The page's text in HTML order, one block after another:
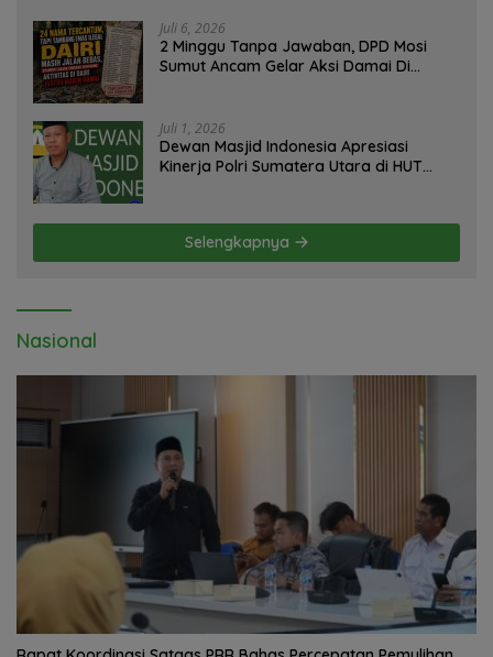
Juli 6, 2026
2 Minggu Tanpa Jawaban, DPD Mosi
Sumut Ancam Gelar Aksi Damai Di
Whisnu Hermawan Bersikap Tegas .
Juli 1, 2026
Dewan Masjid Indonesia Apresiasi
Kinerja Polri Sumatera Utara di HUT
Selengkapnya
Nasional